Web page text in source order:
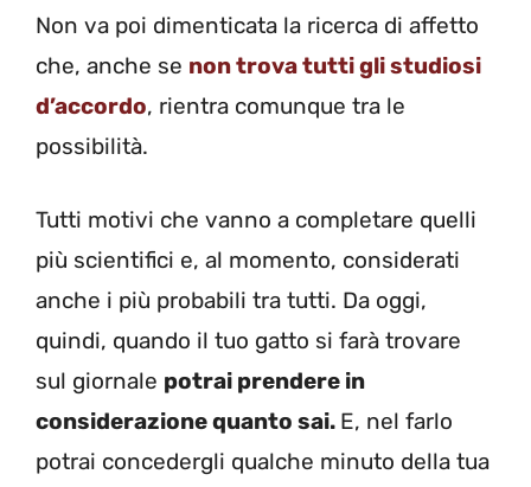
Non va poi dimenticata la ricerca di affetto
che, anche se non trova tutti gli studiosi
d’accordo, rientra comunque tra le
possibilità.
Tutti motivi che vanno a completare quelli
più scientifici e, al momento, considerati
anche i più probabili tra tutti. Da oggi,
quindi, quando il tuo gatto si farà trovare
sul giornale potrai prendere in
considerazione quanto sai. E, nel farlo
potrai concedergli qualche minuto della tua